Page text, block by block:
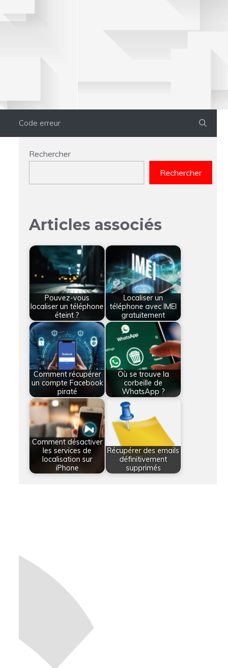
Code erreur
Rechercher
Rechercher
Articles associés
Pouvez-vous
localiser un téléphone
éteint ?
Localiser un
téléphone avec IMEI
gratuitement
Comment récupérer
un compte Facebook
piraté
Où se trouve la
corbeille de
WhatsApp ?
Comment désactiver
les services de
localisation sur
iPhone
Récupérer des emails
définitivement
supprimés